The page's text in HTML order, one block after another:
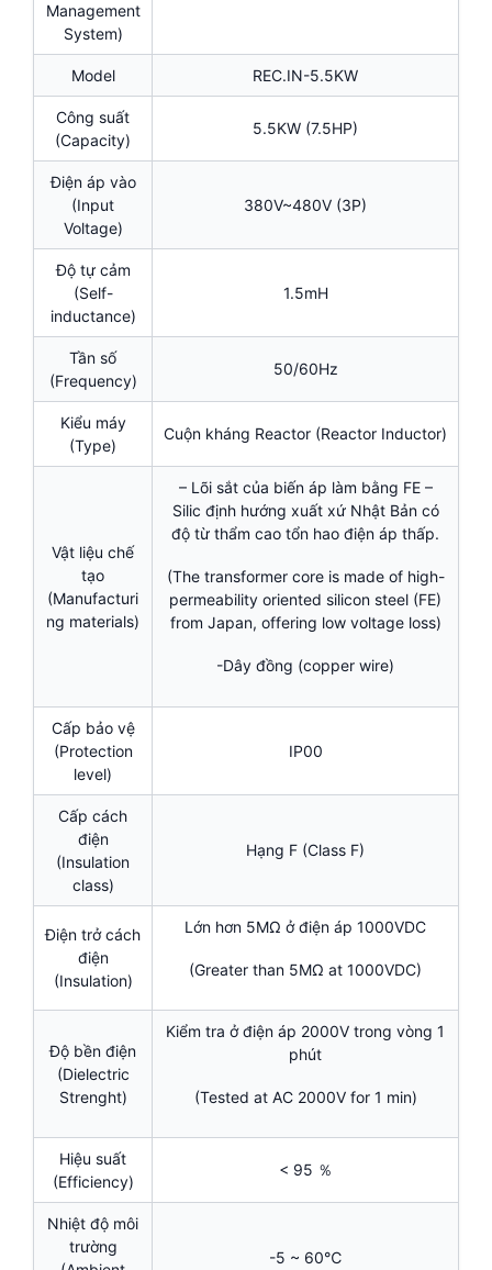
Management
System)
Model REC.IN-5.5KW
Công suất
(Capacity)
5.5KW (7.5HP)
Điện áp vào
(Input
Voltage)
380V~480V (3P)
Độ tự cảm
(Self-
inductance)
1.5mH
Tần số
(Frequency)
50/60Hz
Kiểu máy
(Type)
Cuộn kháng Reactor (Reactor Inductor)
Vật liệu chế
tạo
(Manufacturi
ng materials)
– Lõi sắt của biến áp làm bằng FE –
Silic định hướng xuất xứ Nhật Bản có
độ từ thẩm cao tổn hao điện áp thấp.
(The transformer core is made of high-
permeability oriented silicon steel (FE)
from Japan, offering low voltage loss)
-Dây đồng (copper wire)
Cấp bảo vệ
(Protection
level)
IP00
Cấp cách
điện
(Insulation
class)
Hạng F (Class F)
Điện trở cách
điện
(Insulation)
Lớn hơn 5MΩ ở điện áp 1000VDC
(Greater than 5MΩ at 1000VDC)
Độ bền điện
(Dielectric
Strenght)
Kiểm tra ở điện áp 2000V trong vòng 1
phút
(Tested at AC 2000V for 1 min)
Hiệu suất
(Efficiency)
< 95 ％
Nhiệt độ môi
trường
-5 ~ 60℃